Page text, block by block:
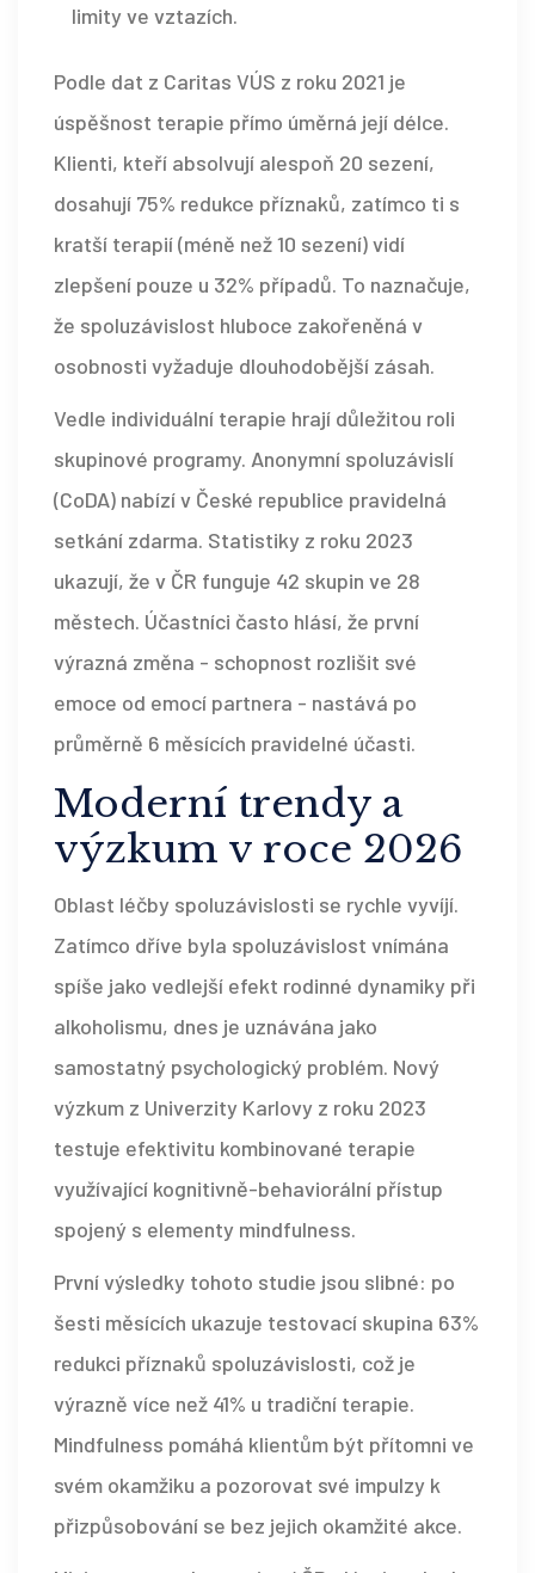
limity ve vztazích.
Podle dat z Caritas VÚS z roku 2021 je
úspěšnost terapie přímo úměrná její délce.
Klienti, kteří absolvují alespoň 20 sezení,
dosahují 75% redukce příznaků, zatímco ti s
kratší terapií (méně než 10 sezení) vidí
zlepšení pouze u 32% případů. To naznačuje,
že spoluzávislost hluboce zakořeněná v
osobnosti vyžaduje dlouhodobější zásah.
Vedle individuální terapie hrají důležitou roli
skupinové programy. Anonymní spoluzávislí
(CoDA) nabízí v České republice pravidelná
setkání zdarma. Statistiky z roku 2023
ukazují, že v ČR funguje 42 skupin ve 28
městech. Účastníci často hlásí, že první
výrazná změna - schopnost rozlišit své
emoce od emocí partnera - nastává po
průměrně 6 měsících pravidelné účasti.
Moderní trendy a
výzkum v roce 2026
Oblast léčby spoluzávislosti se rychle vyvíjí.
Zatímco dříve byla spoluzávislost vnímána
spíše jako vedlejší efekt rodinné dynamiky při
alkoholismu, dnes je uznávána jako
samostatný psychologický problém. Nový
výzkum z Univerzity Karlovy z roku 2023
testuje efektivitu kombinované terapie
využívající kognitivně-behaviorální přístup
spojený s elementy mindfulness.
První výsledky tohoto studie jsou slibné: po
šesti měsících ukazuje testovací skupina 63%
redukci příznaků spoluzávislosti, což je
výrazně více než 41% u tradiční terapie.
Mindfulness pomáhá klientům být přítomni ve
svém okamžiku a pozorovat své impulzy k
přizpůsobování se bez jejich okamžité akce.